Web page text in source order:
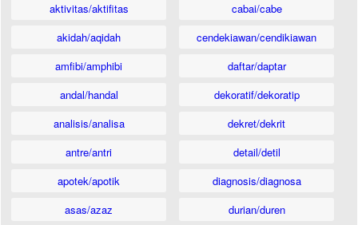
aktivitas/aktifitas
akidah/aqidah
amfibi/amphibi
andal/handal
analisis/analisa
antre/antri
apotek/apotik
asas/azaz
cabai/cabe
cendekiawan/cendikiawan
daftar/daptar
dekoratif/dekoratip
dekret/dekrit
detail/detil
diagnosis/diagnosa
durian/duren